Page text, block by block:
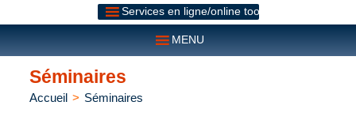
Services en ligne/online tools
MENU
Séminaires
Accueil > Séminaires